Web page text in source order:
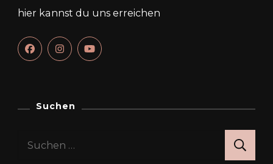
hier kannst du uns erreichen
Suchen
Suchen